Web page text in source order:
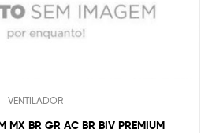
VENTILADOR
MX BR GR AC BR BIV PREMIUM